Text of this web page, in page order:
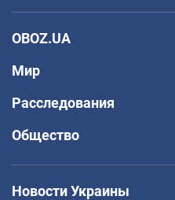
OBOZ.UA
Мир
Расследования
Общество
Новости Украины